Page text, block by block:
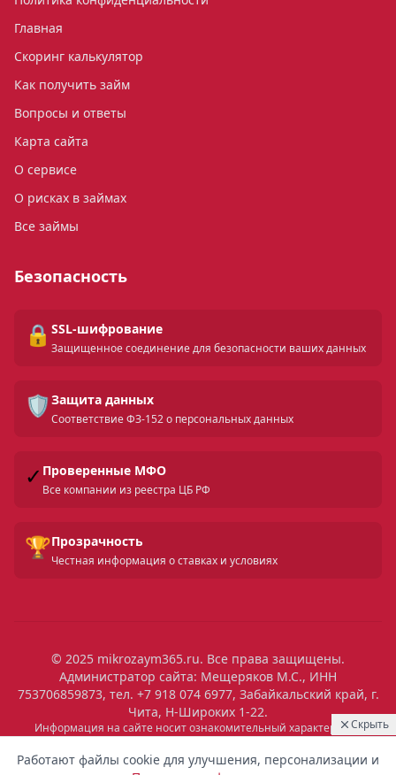
Скрыть
01:19
Выдан
Работают файлы cookie для улучшения, персонализации и
Главная
Скоринг калькулятор
Как получить займ
Вопросы и ответы
Карта сайта
О сервисе
О рисках в займах
Все займы
Безопасность
🔒 SSL-шифрование
Защищенное соединение для безопасности ваших данных
🛡️ Защита данных
Соответствие ФЗ-152 о персональных данных
✓ Проверенные МФО
Все компании из реестра ЦБ РФ
🏆Прозрачность
Честная информация о ставках и условиях
© 2025 mikrozaym365.ru. Все права защищены.
Администратор сайта: Мещеряков М.С., ИНН
753706859873, тел. +7 918 074 6977, Забайкальский край, г.
Чита, Н-Широких 1-22.
Информация на сайте носит ознакомительный характер и не
является публичной офертой. Все условия микрозаймов уточняйте
на сайтах МФО. Помните: займ — это обязательство, которое
необходимо исполнять. Невыполнение обязательств влечет штрафы